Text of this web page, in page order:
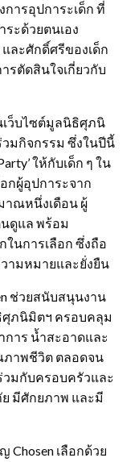
การอุปการะเด็ก ที่
ระด้วยตนเอง
ละศักดิ์ศรีของเด็ก
รตัดสินใจเกี่ยวกับ
เว็บไซต์มูลนิธิศุภนิ
มกิจกรรม ซึ่งในปีนี้
ให้กับเด็ก ๆ ใน
กผู้อุปการะจาก
าณหนึ่งเดือน ผู้
ดูแล พร้อม
ในการเลือก ซึ่งถือ
ามหมายและยั่งยืน
ช่วยสนับสนุนงาน
ภนิมิตฯ ครอบคลุม
าร น้ำสะอาดและ
ภาพชีวิต ตลอดจน
วมกับครอบครัวและ
มีศักยภาพ และมี
Chosen เลือกด้วย